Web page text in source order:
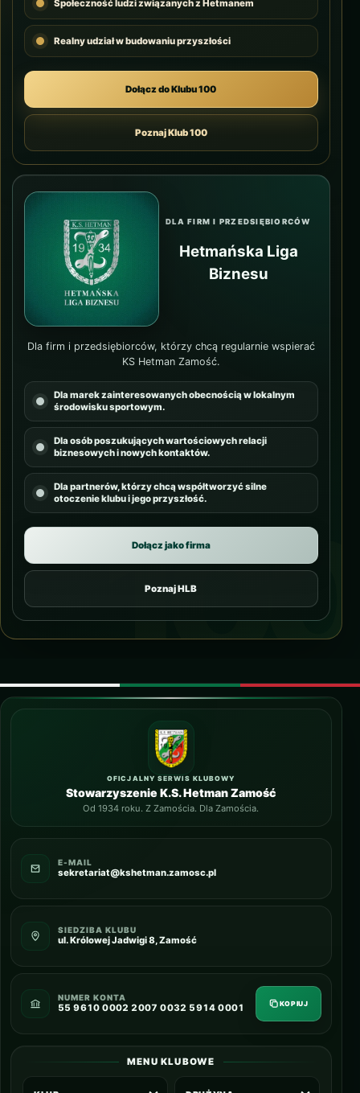
Społeczność ludzi związanych z Hetmanem
Realny udział w budowaniu przyszłości
Dołącz do Klubu 100
Poznaj Klub 100
DLA FIRM I PRZEDSIĘBIORCÓW
Hetmańska Liga
Biznesu
Dla firm i przedsiębiorców, którzy chcą regularnie wspierać
KS Hetman Zamość.
Dla marek zainteresowanych obecnością w lokalnym
środowisku sportowym.
Dla osób poszukujących wartościowych relacji
biznesowych i nowych kontaktów.
Dla partnerów, którzy chcą współtworzyć silne
otoczenie klubu i jego przyszłość.
Dołącz jako firma
Poznaj HLB
OFICJALNY SERWIS KLUBOWY
Stowarzyszenie K.S. Hetman Zamość
Od 1934 roku. Z Zamościa. Dla Zamościa.
E-MAIL
sekretariat@kshetman.zamosc.pl
SIEDZIBA KLUBU
ul. Królowej Jadwigi 8, Zamość
NUMER KONTA
55 9610 0002 2007 0032 5914 0001 KOPIUJ
MENU KLUBOWE